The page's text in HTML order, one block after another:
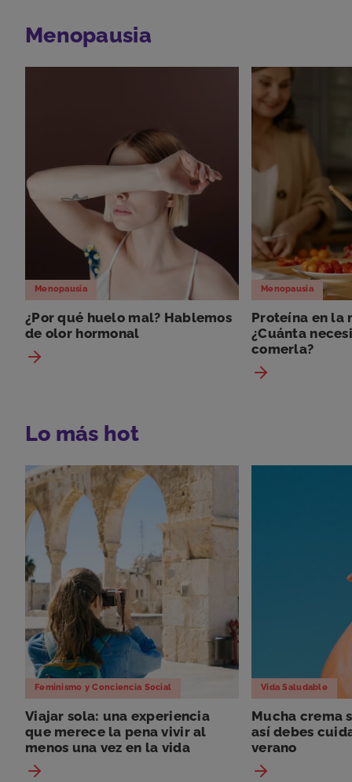
Menopausia
Menopausia
¿Por qué huelo mal? Hablemos
de olor hormonal
Menopausia
Proteína en la
¿Cuánta
comerla?
Lo más hot
Feminismo y Conciencia Social
Viajar sola: una experiencia
que merece la pena vivir al
menos una vez en la vida
Vida Saludable
Mucha crema
así debes
verano